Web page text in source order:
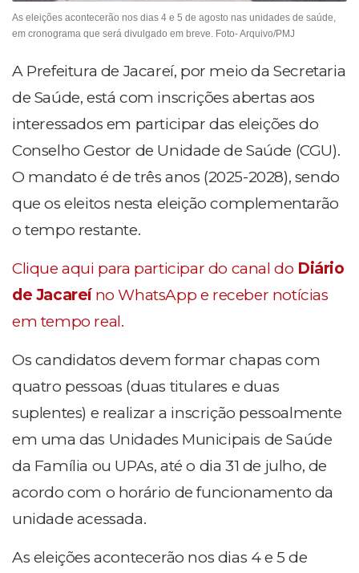
As eleições acontecerão nos dias 4 e 5 de agosto nas unidades de saúde,
em cronograma que será divulgado em breve. Foto- Arquivo/PMJ
A Prefeitura de Jacareí, por meio da Secretaria
de Saúde, está com inscrições abertas aos
interessados em participar das eleições do
Conselho Gestor de Unidade de Saúde (CGU).
O mandato é de três anos (2025-2028), sendo
que os eleitos nesta eleição complementarão
o tempo restante.
Clique aqui para participar do canal do Diário
de Jacareíno WhatsApp e receber notícias
em tempo real.
Os candidatos devem formar chapas com
quatro pessoas (duas titulares e duas
suplentes) e realizar a inscrição pessoalmente
em uma das Unidades Municipais de Saúde
da Família ou UPAs, até o dia 31 de julho, de
acordo com o horário de funcionamento da
unidade acessada.
As eleições acontecerão nos dias 4 e 5 de